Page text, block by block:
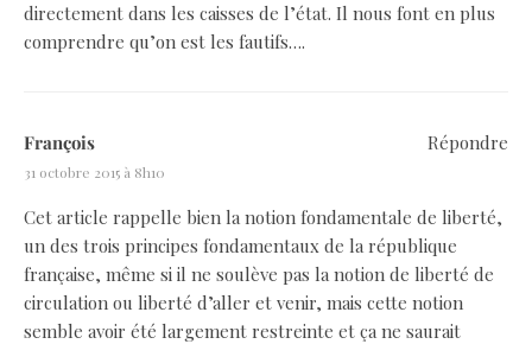
directement dans les caisses de l’état. Il nous font en plus
comprendre qu’on est les fautifs….
François
31 octobre 2015 à 8h10
Cet article rappelle bien la notion fondamentale de liberté,
un des trois principes fondamentaux de la république
française, même si il ne soulève pas la notion de liberté de
circulation ou liberté d’aller et venir, mais cette notion
semble avoir été largement restreinte et ça ne saurait
Répondre